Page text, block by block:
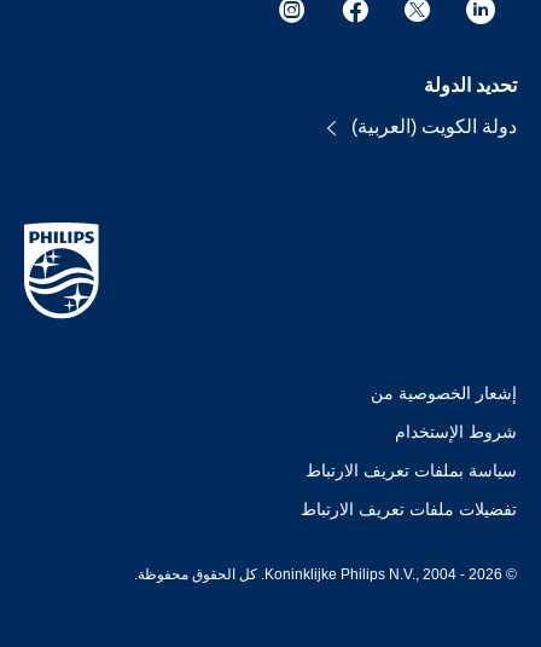
تحديد الدولة
دولة الكويت (العربية)
إشعار الخصوصية من
شروط الإستخدام
سياسة بملفات تعريف الارتباط
تفضيلات ملفات تعريف الارتباط
© Koninklijke Philips N.V., 2004 - 2026. كل الحقوق محفوظة.